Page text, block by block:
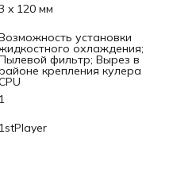
x 120 мм
установки
охлаждения;
фильтр; Вырез в
крепления кулера
1
1stPlayer